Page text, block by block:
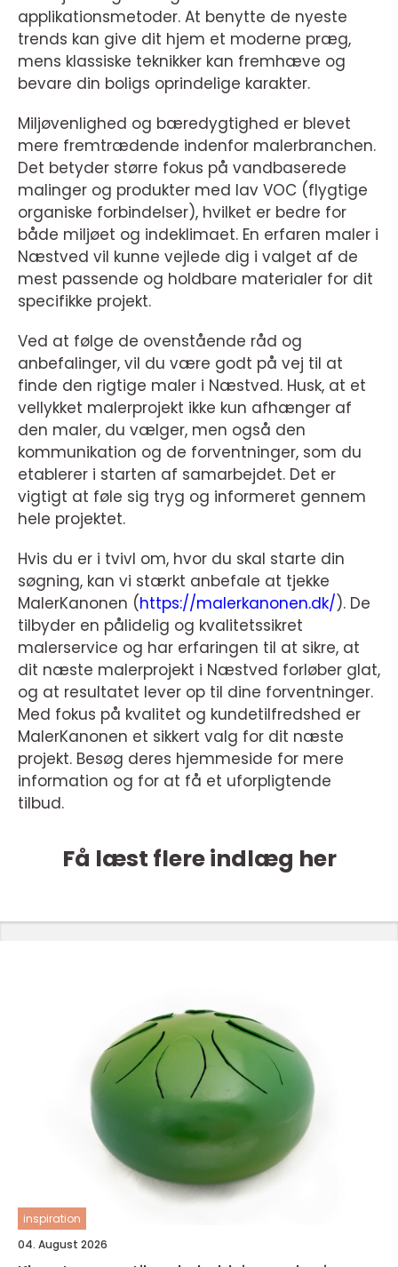
applikationsmetoder. At benytte de nyeste
trends kan give dit hjem et moderne præg,
mens klassiske teknikker kan fremhæve og
bevare din boligs oprindelige karakter.
Miljøvenlighed og bæredygtighed er blevet
mere fremtrædende indenfor malerbranchen.
Det betyder større fokus på vandbaserede
malinger og produkter med lav VOC (flygtige
organiske forbindelser), hvilket er bedre for
både miljøet og indeklimaet. En erfaren maler i
Næstved vil kunne vejlede dig i valget af de
mest passende og holdbare materialer for dit
specifikke projekt.
Ved at følge de ovenstående råd og
anbefalinger, vil du være godt på vej til at
finde den rigtige maler i Næstved. Husk, at et
vellykket malerprojekt ikke kun afhænger af
den maler, du vælger, men også den
kommunikation og de forventninger, som du
etablerer i starten af samarbejdet. Det er
vigtigt at føle sig tryg og informeret gennem
hele projektet.
Hvis du er i tvivl om, hvor du skal starte din
søgning, kan vi stærkt anbefale at tjekke
MalerKanonen (https://malerkanonen.dk/). De
tilbyder en pålidelig og kvalitetssikret
malerservice og har erfaringen til at sikre, at
dit næste malerprojekt i Næstved forløber glat,
og at resultatet lever op til dine forventninger.
Med fokus på kvalitet og kundetilfredshed er
MalerKanonen et sikkert valg for dit næste
projekt. Besøg deres hjemmeside for mere
information og for at få et uforpligtende
tilbud.
Få læst flere indlæg her
inspiration
04. August 2026